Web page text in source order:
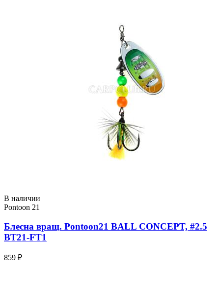
В наличии
Pontoon 21
Блесна вращ. Pontoon21 BALL CONCEPT, #2.5
BT21-FT1
859 ₽